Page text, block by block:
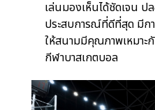
เล่นมองเห็นได้ชัดเจน ป
ประสบการณ์ที่ดีที่สุด มีก
ให้สนามมีคุณภาพเหมาะ
กีฬาบาสเกตบอล